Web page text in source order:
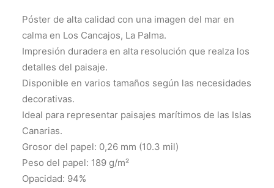
Póster de alta calidad con una imagen del mar en
calma en Los Cancajos, La Palma.
Impresión duradera en alta resolución que realza los
detalles del paisaje.
Disponible en varios tamaños según las necesidades
decorativas.
Ideal para representar paisajes marítimos de las Islas
Canarias.
Grosor del papel: 0,26 mm (10.3 mil)
Peso del papel: 189 g/m²
Opacidad: 94%